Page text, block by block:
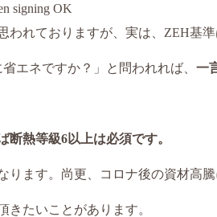
signing OK
れておりますが、実は、ZEH基準
エネですか？」と問われれば、 一
熱等級6以上は必須です。
ます。尚更、コロナ後の資材高
きたいことがあります。